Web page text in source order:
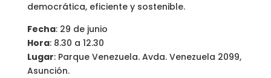
democrática, eficiente y sostenible.
Fecha: 29 de junio
Hora: 8.30 a 12.30
Lugar: Parque Venezuela. Avda. Venezuela 2099,
Asunción.